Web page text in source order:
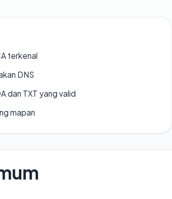
terkenal
DNS
dan TXT yang valid
mapan